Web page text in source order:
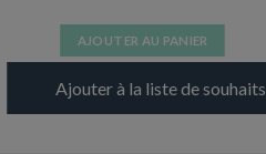
AJOUTER AU PANIER
Ajouter à la liste de souhaits